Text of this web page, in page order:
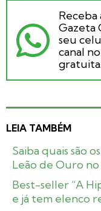
Gazeta
seu
canal
gratuita.
LEIA TAMBÉM
Saiba quais são
Leão de Ouro no
Best-seller “A
e já tem elenco